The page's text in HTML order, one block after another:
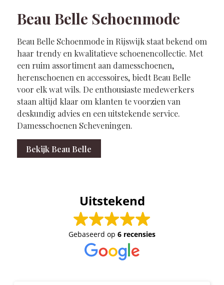
Beau Belle Schoenmode
Beau Belle Schoenmode in Rijswijk staat bekend om
haar trendy en kwalitatieve schoenencollectie. Met
een ruim assortiment aan damesschoenen,
herenschoenen en accessoires, biedt Beau Belle
voor elk wat wils. De enthousiaste medewerkers
staan altijd klaar om klanten te voorzien van
deskundig advies en een uitstekende service.
Damesschoenen Scheveningen.
Bekijk Beau Belle
Uitstekend
Gebaseerd op 6 recensies